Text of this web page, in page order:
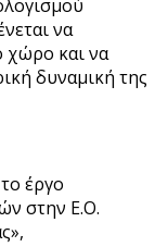
να
χώρο και να
δυναμική της
έργο
στην Ε.Ο.